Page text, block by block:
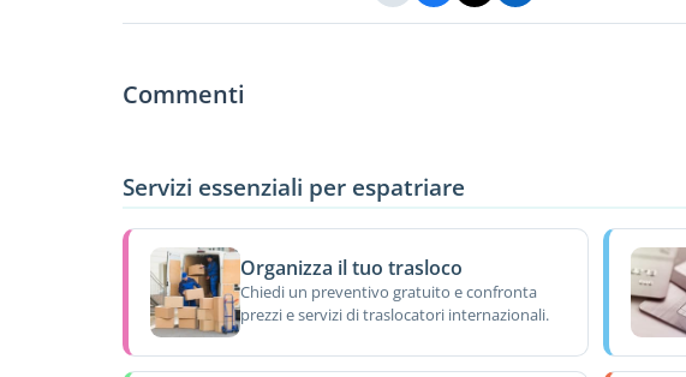
Commenti
Servizi essenziali per espatriare
Organizza il tuo trasloco
Chiedi un preventivo gratuito e confronta
prezzi e servizi di traslocatori internazionali.